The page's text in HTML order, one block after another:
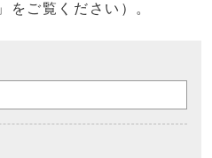
」をご覧ください）。